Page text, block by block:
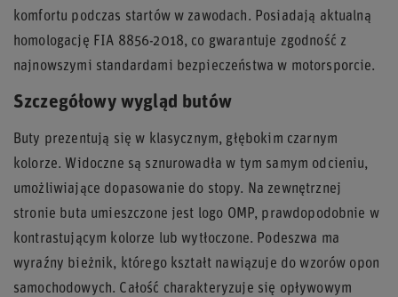
komfortu podczas startów w zawodach. Posiadają aktualną
homologację FIA 8856-2018, co gwarantuje zgodność z
najnowszymi standardami bezpieczeństwa w motorsporcie.
Szczegółowy wygląd butów
Buty prezentują się w klasycznym, głębokim czarnym
kolorze. Widoczne są sznurowadła w tym samym odcieniu,
umożliwiające dopasowanie do stopy. Na zewnętrznej
stronie buta umieszczone jest logo OMP, prawdopodobnie w
kontrastującym kolorze lub wytłoczone. Podeszwa ma
wyraźny bieżnik, którego kształt nawiązuje do wzorów opon
samochodowych. Całość charakteryzuje się opływowym